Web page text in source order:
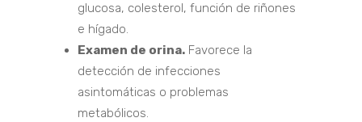
glucosa, colesterol, función de riñones
e hígado.
Examen de orina.Favorece la
detección de infecciones
asintomáticas o problemas
metabólicos.